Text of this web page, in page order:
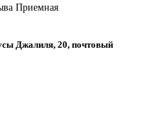
Приемная
Джалиля, 20, почтовый